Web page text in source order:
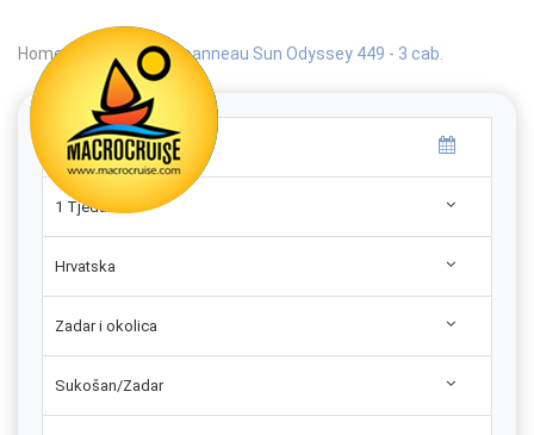
Home Search | Jeanneau Sun Odyssey 449 - 3 cab.
1 Tjedan
Hrvatska
Zadar i okolica
Sukošan/Zadar